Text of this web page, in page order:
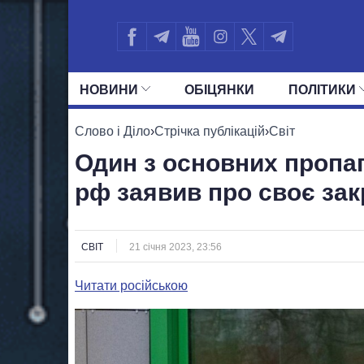
НОВИНИ ОБIЦЯНКИ ПОЛIТИКИ
УСІ ПОЛІТИКИ ПРЕЗИДЕНТ І ОФІС
Слово і Діло›Стрічка публікацій›Світ
Один з основних
рф заявив про своє
СВІТ 21 січня 2023, 23:56
Читати російською